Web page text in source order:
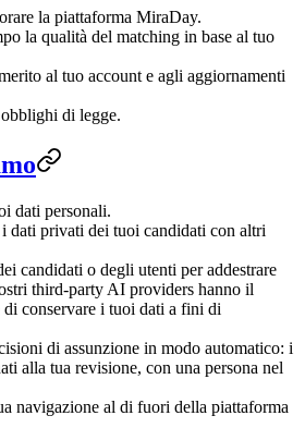
la piattaforma MiraDay.
la qualità del matching in base al tuo
al tuo account e agli aggiornamenti
di legge.
dati personali.
dati privati dei tuoi candidati con altri
candidati o degli utenti per addestrare
third-party AI providers hanno il
conservare i tuoi dati a fini di
di assunzione in modo automatico: i
alla tua revisione, con una persona nel
navigazione al di fuori della piattaforma